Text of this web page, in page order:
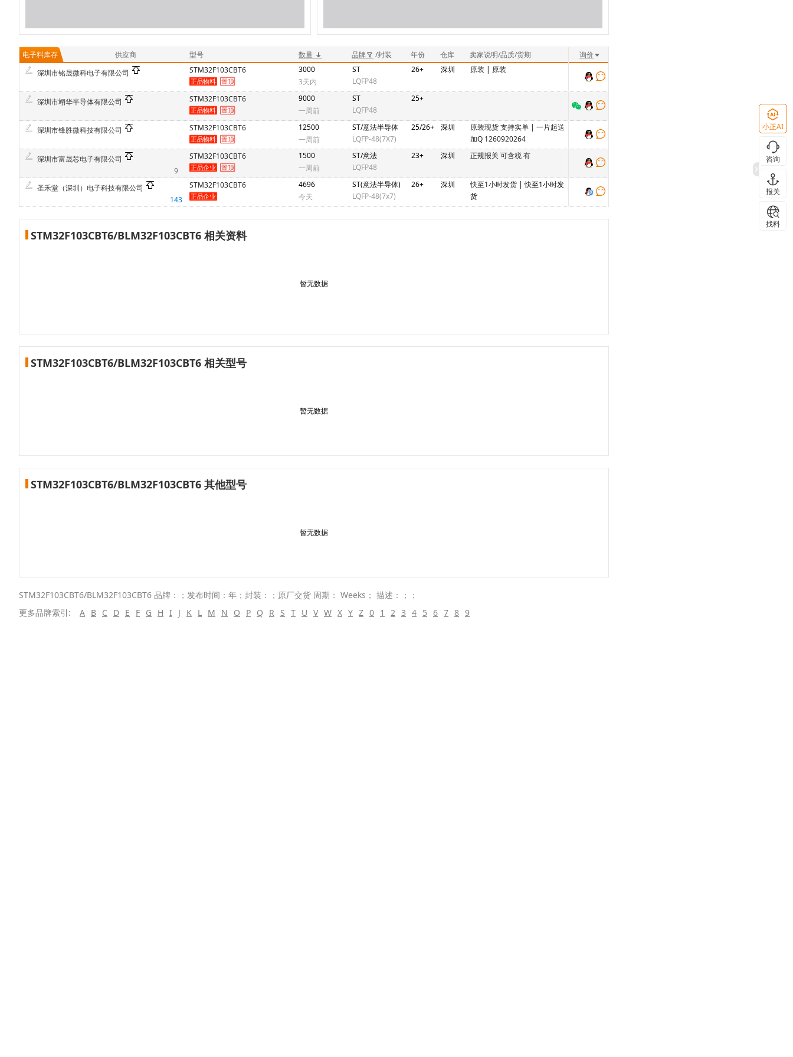
电子料库存 供应商 型号 数量 品牌 /封装 年份 仓库 卖家说明/品质/货期
询价
深圳市铭晟微科电子有限公司
STM32F103CBT6
3000
3天内
ST
LQFP48
26+ 深圳 原装 | 原装
深圳市翊华半导体有限公司 STM32F103CBT6
9000
一周前
ST
LQFP48
25+
深圳市锋胜微科技有限公司 STM32F103CBT6
12500
一周前
ST/意法半导体
LQFP-48(7X7)
25/26+ 深圳 原装现货 支持实单 | 一片起送
加Q 1260920264
深圳市富晟芯电子有限公司
9
STM32F103CBT6
1500
一周前
ST/意法
LQFP48
23+ 深圳 正规报关 可含税 有
圣禾堂（深圳）电子科技有限公司
143
STM32F103CBT6
4696
今天
ST(意法半导体)
LQFP-48(7x7)
26+ 深圳 快至1小时发货 | 快至1小时发
货
STM32F103CBT6/BLM32F103CBT6 相关资料
暂无数据
STM32F103CBT6/BLM32F103CBT6 相关型号
暂无数据
STM32F103CBT6/BLM32F103CBT6 其他型号
暂无数据
STM32F103CBT6/BLM32F103CBT6 品牌：；发布时间：年；封装：；原厂交货 周期： Weeks； 描述：；；
更多品牌索引:
A B C D E F G H I J K L M N O P Q R S T U V W X Y Z 0 1 2 3 4 5 6 7 8 9
小正AI
咨询
报关
找料